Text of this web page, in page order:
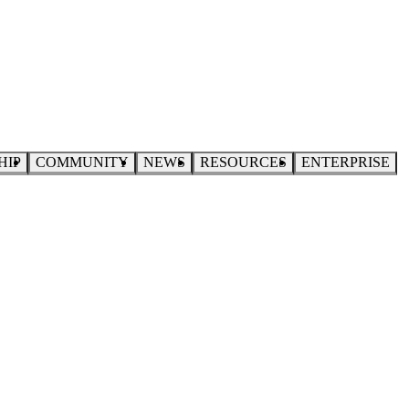
COMMUNITY NEWS RESOURCES ENTERPRISE